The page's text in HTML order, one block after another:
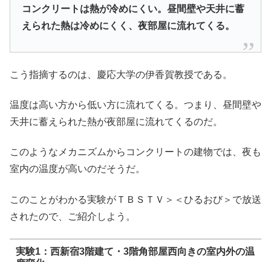
コンクリートは熱が冷めにくい。昼間壁や天井に蓄
えられた熱は冷めにくく、夜部屋に流れてくる。
こう指摘するのは、慶応大学の伊香賀教授である。
温度は高い方から低い方に流れてくる。つまり、昼間壁や
天井に蓄えられた熱が夜部屋に流れてくるのだ。
このようなメカニズムからコンクリートの建物では、夜も
室内の温度が高いのだそうだ。
このことがわかる実験がＴＢＳＴＶ＞＜ひるおび＞で放送
されたので、ご紹介しよう。
実験1：西新宿3階建て・3階角部屋西向きの室内外の温